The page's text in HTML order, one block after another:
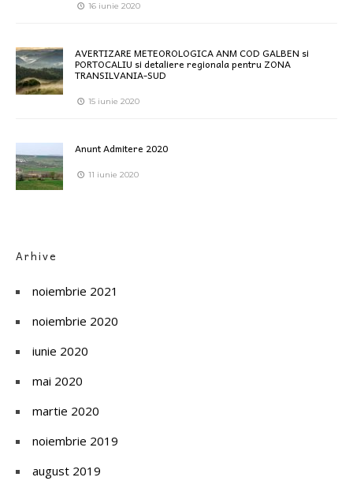
16 iunie 2020
AVERTIZARE METEOROLOGICA ANM COD GALBEN si
PORTOCALIU si detaliere regionala pentru ZONA
TRANSILVANIA-SUD
15 iunie 2020
Anunt Admitere 2020
11 iunie 2020
Arhive
noiembrie 2021
noiembrie 2020
iunie 2020
mai 2020
martie 2020
noiembrie 2019
august 2019